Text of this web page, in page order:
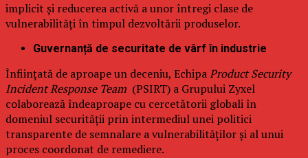
implicit și reducerea activă a unor întregi clase de
vulnerabilități în timpul dezvoltării produselor.
Guvernanță de securitate de vârf în industrie
Înființată de aproape un deceniu, EchipaProduct Security
Incident Response Team (PSIRT) a Grupului Zyxel
colaborează îndeaproape cu cercetătorii globali în
domeniul securității prin intermediul unei politici
transparente de semnalare a vulnerabilităților și al unui
proces coordonat de remediere.